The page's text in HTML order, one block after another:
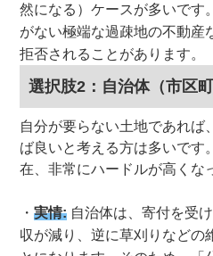
然になる）ケースが多いです
がない極端な過疎地の不動産
拒否されることがあります。
選択肢2：自治体（市区
自分が要らない土地であれば
ば良いと考える方は多いです
在、非常にハードルが高くな
実情: 自治体は、寄付を受
収が減り、逆に草刈りなどの